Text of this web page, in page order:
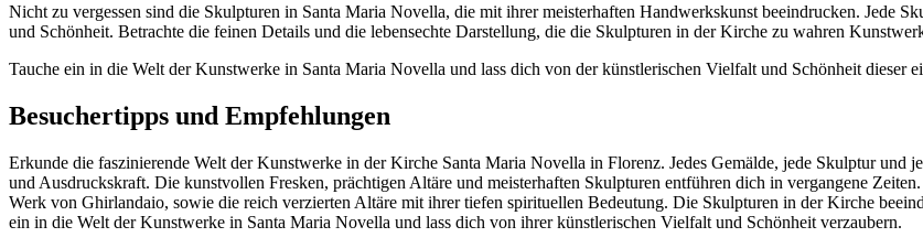
Nicht zu vergessen sind die Skulpturen in Santa Maria Novella, die mit ihrer meisterhaften Handwerkskunst beeindrucken. Jede
und Schönheit. Betrachte die feinen Details und die lebensechte Darstellung, die die Skulpturen in der Kirche zu wahren
Tauche ein in die Welt der Kunstwerke in Santa Maria Novella und lass dich von der künstlerischen Vielfalt und Schönheit dieser
Besuchertipps und Empfehlungen
Erkunde die faszinierende Welt der Kunstwerke in der Kirche Santa Maria Novella in Florenz. Jedes Gemälde, jede Skulptur und
und Ausdruckskraft. Die kunstvollen Fresken, prächtigen Altäre und meisterhaften Skulpturen entführen dich in vergangene
Werk von Ghirlandaio, sowie die reich verzierten Altäre mit ihrer tiefen spirituellen Bedeutung. Die Skulpturen in der Kirche
ein in die Welt der Kunstwerke in Santa Maria Novella und lass dich von ihrer künstlerischen Vielfalt und Schönheit verzaubern.